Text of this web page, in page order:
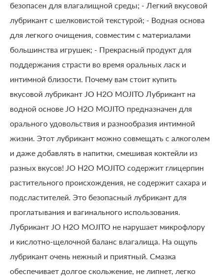
безопасен для влагалищной среды; - Легкий вкусовой
лубрикант с шелковистой текстурой; - Водная основа
для легкого очищения, совместим с материалами
большинства игрушек; - Прекрасный продукт для
поддержания страсти во время оральных ласк и
интимной близости. Почему вам стоит купить
вкусовой лубрикант JO H2O MOJITO Лубрикант на
водной основе JO H2O MOJITO предназначен для
орального удовольствия и разнообразия интимной
жизни. Этот лубрикант можно совмещать с алкоголем
и даже добавлять в напитки, смешивая коктейли из
разных вкусов! JO H2O MOJITO содержит глицерпин
растительного происхождения, не содержит сахара и
подсластителей. Это безопасный лубрикант для
проглатывания и вагинального использования.
Лубрикант JO H2O MOJITO не нарушает микрофлору
и кислотно-щелочной баланс влагалища. На ощупь
лубрикант очень нежный и приятный. Смазка
обеспечивает долгое скольжение, не липнет, легко